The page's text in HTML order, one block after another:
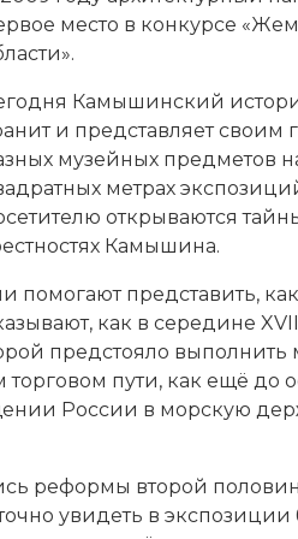
место в конкурсе
Камышинский
и представляет своим
музейных предметов
метрах
открываются
Камышина.
помогают представить,
как в середине
предстояло выполнить
пути, как ещё до
России в морскую
реформы второй
увидеть в